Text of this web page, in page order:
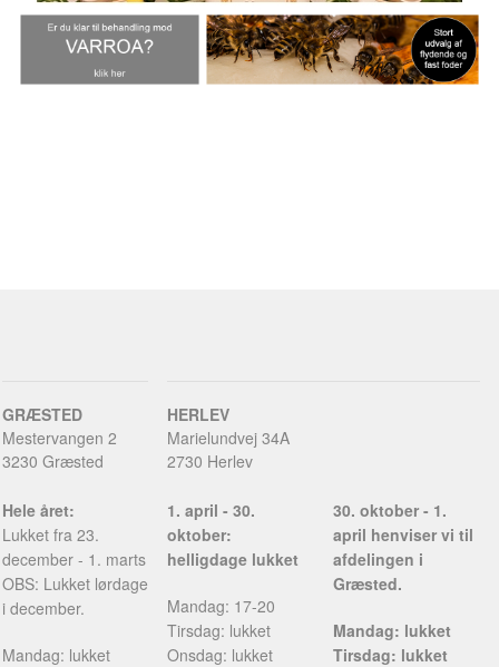
GRÆSTED
Mestervangen 2
3230 Græsted
HERLEV
Marielundvej 34A
2730 Herlev
Hele året:
Lukket fra 23.
december - 1. marts
OBS: Lukket lørdage
i december.
Mandag: lukket
1. april - 30.
oktober:
helligdage lukket
Mandag: 17-20
Tirsdag: lukket
Onsdag: lukket
30. oktober - 1.
april henviser vi til
afdelingen i
Græsted.
Mandag: lukket
Tirsdag: lukket